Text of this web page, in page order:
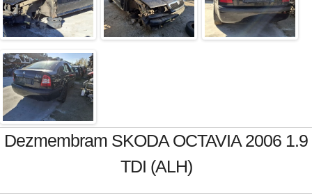
Dezmembram SKODA OCTAVIA 2006 1.9
TDI (ALH)